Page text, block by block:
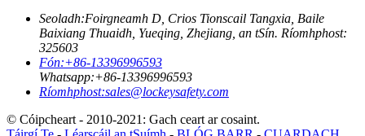
Seoladh:Foirgneamh D, Crios Tionscail Tangxia, Baile
Baixiang Thuaidh, Yueqing, Zhejiang, an tSín. Ríomhphost:
325603
Fón:+86-13396996593
Whatsapp:+86-13396996593
Ríomhphost:sales@lockeysafety.com
© Cóipcheart - 2010-2021: Gach ceart ar cosaint.